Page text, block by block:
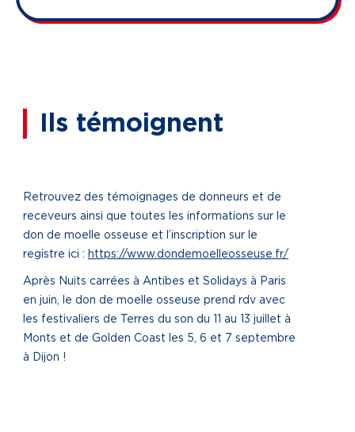
Ils témoignent
Retrouvez des témoignages de donneurs et de
receveurs ainsi que toutes les informations sur le
don de moelle osseuse et l’inscription sur le
registre ici : https://www.dondemoelleosseuse.fr/
Après Nuits carrées à Antibes et Solidays à Paris
en juin, le don de moelle osseuse prend rdv avec
les festivaliers de Terres du son du 11 au 13 juillet à
Monts et de Golden Coast les 5, 6 et 7 septembre
à Dijon !